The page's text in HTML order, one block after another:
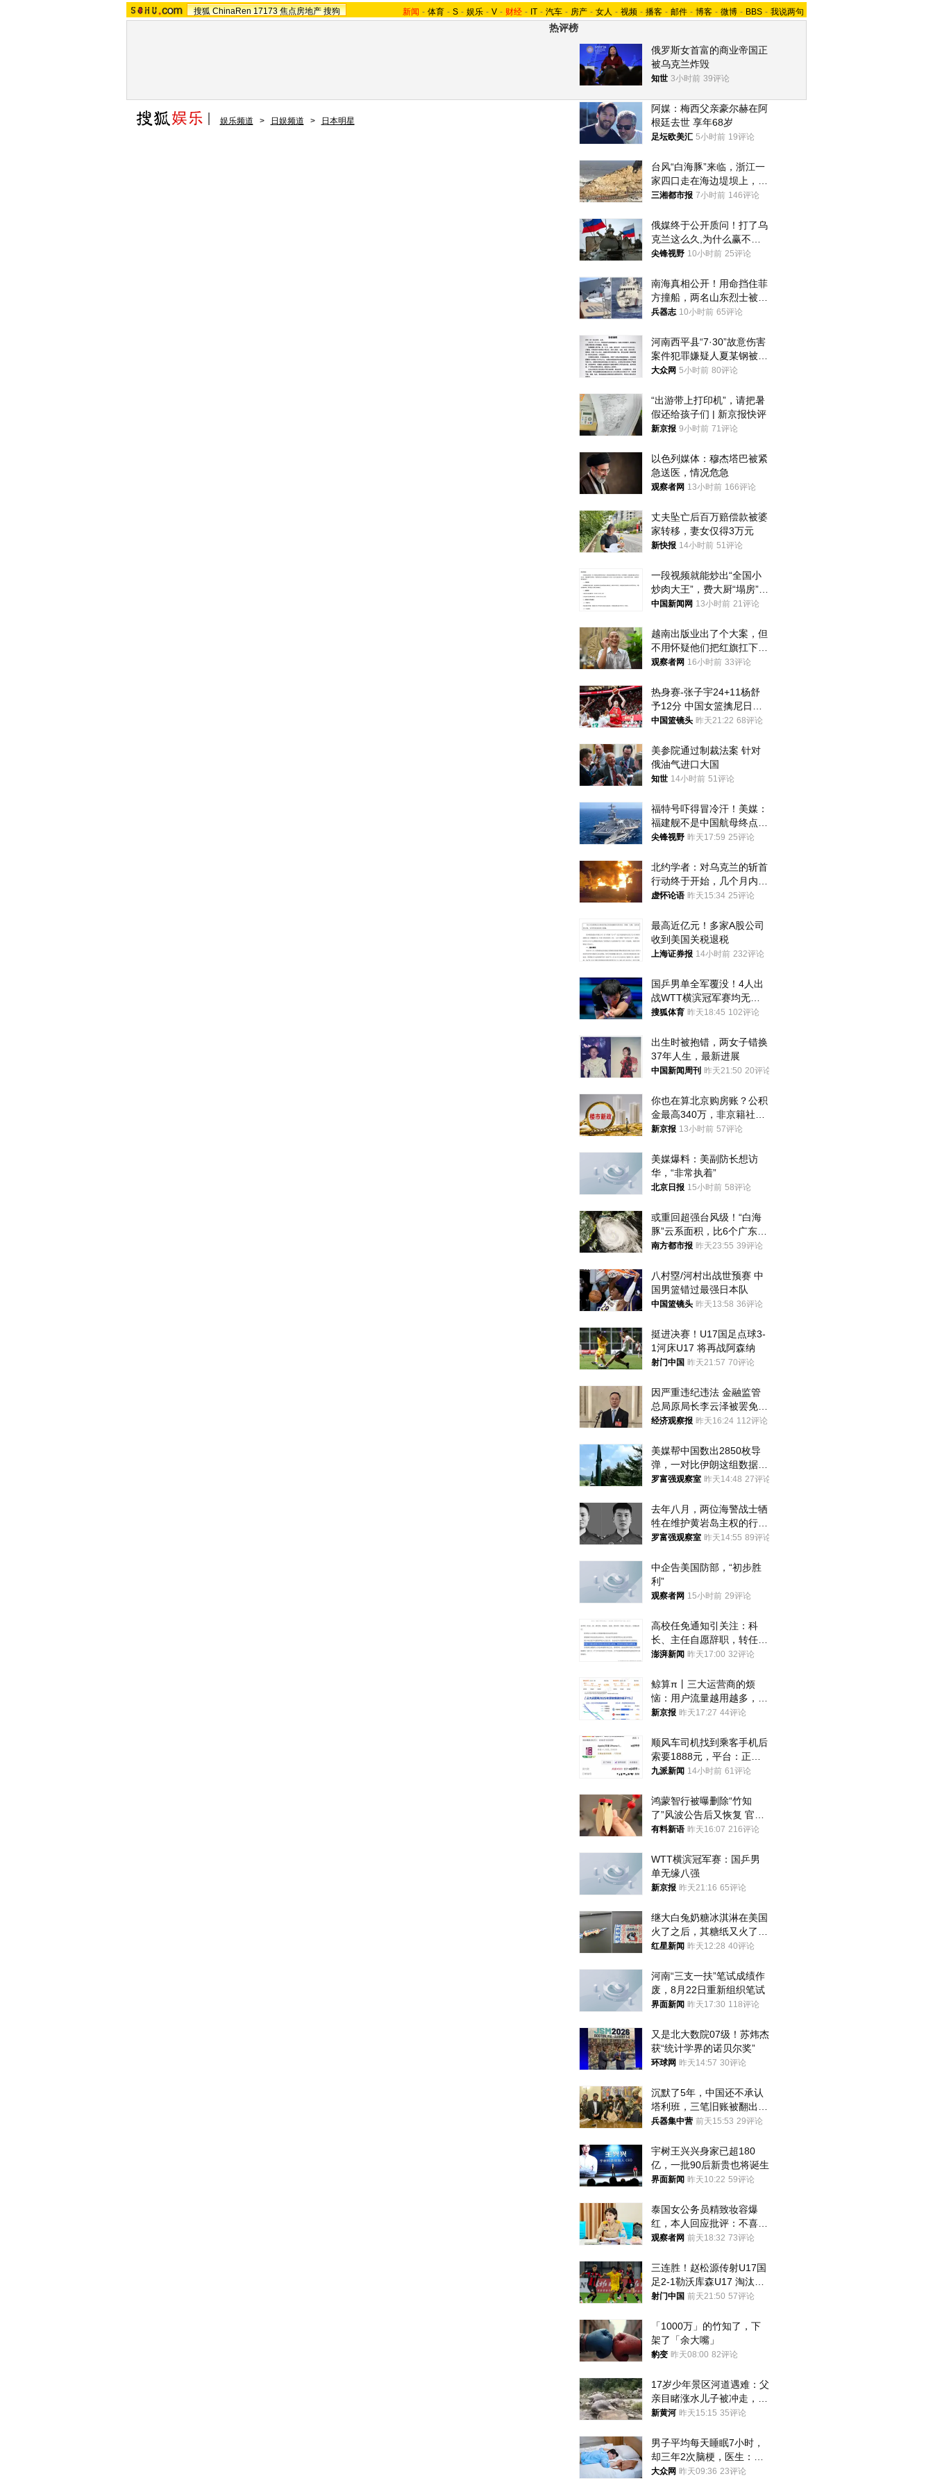
搜狐 ChinaRen 17173 焦点房地产 搜狗 新闻 - 体育 - S - 娱乐 - V - 财经 - IT - 汽车 - 房产 - 女人 - 视频 - 播客 - 邮件 - 博客 - 微博 - BBS - 我说两句
热评榜
俄罗斯女首富的商业帝国正
被乌克兰炸毁
知世 3小时前 39评论
阿媒：梅西父亲豪尔赫在阿
根廷去世 享年68岁
足坛欧美汇 5小时前 19评论
台风“白海豚”来临，浙江一
家四口走在海边堤坝上，其
中9岁男孩被巨浪卷入海
三湘都市报 7小时前 146评论
俄媒终于公开质问！打了乌
克兰这么久,为什么赢不了?
答案令人沉默
尖锋视野 10小时前 25评论
南海真相公开！用命挡住菲
方撞船，两名山东烈士被授
武警最高荣誉
兵器志 10小时前 65评论
河南西平县“7·30”故意伤害
案件犯罪嫌疑人夏某钢被抓
获
大众网 5小时前 80评论
“出游带上打印机”，请把暑
假还给孩子们 | 新京报快评
新京报 9小时前 71评论
以色列媒体：穆杰塔巴被紧
急送医，情况危急
观察者网 13小时前 166评论
丈夫坠亡后百万赔偿款被婆
家转移，妻女仅得3万元
新快报 14小时前 51评论
一段视频就能炒出“全国小
炒肉大王”，费大厨“塌房”了
吗？
中国新闻网 13小时前 21评论
越南出版业出了个大案，但
不用怀疑他们把红旗扛下去
的决心
观察者网 16小时前 33评论
热身赛-张子宇24+11杨舒
予12分 中国女篮擒尼日利
亚
中国篮镜头 昨天21:22 68评论
美参院通过制裁法案 针对
俄油气进口大国
知世 14小时前 51评论
福特号吓得冒冷汗！美媒：
福建舰不是中国航母终点，
而是新起点！
尖锋视野 昨天17:59 25评论
北约学者：对乌克兰的斩首
行动终于开始，几个月内乌
将投降
虚怀论语 昨天15:34 25评论
最高近亿元！多家A股公司
收到美国关税退税
上海证券报 14小时前 232评论
国乒男单全军覆没！4人出
战WTT横滨冠军赛均无缘
八强
搜狐体育 昨天18:45 102评论
出生时被抱错，两女子错换
37年人生，最新进展
中国新闻周刊 昨天21:50 20评论
你也在算北京购房账？公积
金最高340万，非京籍社保
1年
新京报 13小时前 57评论
美媒爆料：美副防长想访
华，“非常执着”
北京日报 15小时前 58评论
或重回超强台风级！“白海
豚”云系面积，比6个广东还
大！深圳官方：注意这件事
南方都市报 昨天23:55 39评论
八村塁/河村出战世预赛 中
国男篮错过最强日本队
中国篮镜头 昨天13:58 36评论
挺进决赛！U17国足点球3-
1河床U17 将再战阿森纳
射门中国 昨天21:57 70评论
因严重违纪违法 金融监管
总局原局长李云泽被罢免全
国人大代表
经济观察报 昨天16:24 112评论
美媒帮中国数出2850枚导
弹，一对比伊朗这组数据，
发现出大事了
罗富强观察室 昨天14:48 27评论
去年八月，两位海警战士牺
牲在维护黄岩岛主权的行动
中
罗富强观察室 昨天14:55 89评论
中企告美国防部，“初步胜
利”
观察者网 15小时前 29评论
高校任免通知引关注：科
长、主任自愿辞职，转任思
政辅导员
澎湃新闻 昨天17:00 32评论
鲸算π丨三大运营商的烦
恼：用户流量越用越多，收
入却越来越少
新京报 昨天17:27 44评论
顺风车司机找到乘客手机后
索要1888元，平台：正和
司机沟通协商
九派新闻 14小时前 61评论
鸿蒙智行被曝删除“竹知
了”风波公告后又恢复 官媒
曾力挺：劝华为要大度的，
有料新语 昨天16:07 216评论
WTT横滨冠军赛：国乒男
单无缘八强
新京报 昨天21:16 65评论
继大白兔奶糖冰淇淋在美国
火了之后，其糖纸又火了！
海外博主盛赞：平面设计经
红星新闻 昨天12:28 40评论
河南“三支一扶”笔试成绩作
废，8月22日重新组织笔试
界面新闻 昨天17:30 118评论
又是北大数院07级！苏炜杰
获“统计学界的诺贝尔奖”
环球网 昨天14:57 30评论
沉默了5年，中国还不承认
塔利班，三笔旧账被翻出，
最大风险出现
兵器集中营 前天15:53 29评论
宇树王兴兴身家已超180
亿，一批90后新贵也将诞生
界面新闻 昨天10:22 59评论
泰国女公务员精致妆容爆
红，本人回应批评：不喜欢
就别看
观察者网 前天18:32 73评论
三连胜！赵松源传射U17国
足2-1勒沃库森U17 淘汰赛
将战河床
射门中国 前天21:50 57评论
「1000万」的竹知了，下
架了「余大嘴」
豹变 昨天08:00 82评论
17岁少年景区河道遇难：父
亲目睹涨水儿子被冲走，当
地排除上游泄洪，家属盼厘
新黄河 昨天15:15 35评论
男子平均每天睡眠7小时，
却三年2次脑梗，医生：这
样睡觉更伤身
大众网 昨天09:36 23评论
娱乐频道 > 日娱频道 > 日本明星